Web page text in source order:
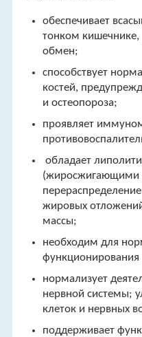
обеспечивает
тонком кишечнике,
обмен;
способствует
костей,
и остеопороза;
проявляет
обладает
(жиросжигающими
жировых
массы;
необходим для
нормализует
нервной системы;
клеток и нервных
поддерживает